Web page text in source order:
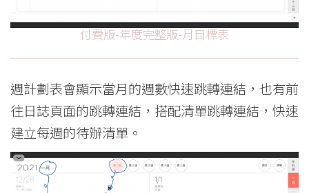
付費版-年度完整版-月目標表
週計劃表會顯示當月的週數快速跳轉連結，也有前
往日誌頁面的跳轉連結，搭配清單跳轉連結，快速
建立每週的待辦清單。